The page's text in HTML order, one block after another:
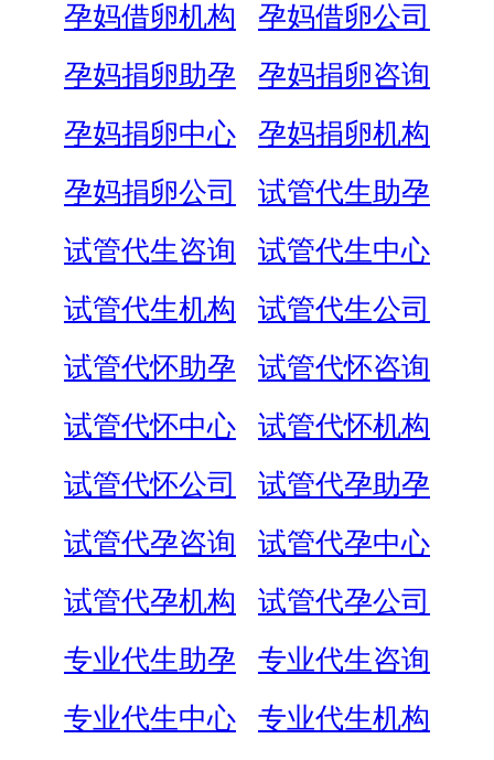
孕妈借卵机构
孕妈借卵公司
孕妈捐卵助孕
孕妈捐卵咨询
孕妈捐卵中心
孕妈捐卵机构
孕妈捐卵公司
试管代生助孕
试管代生咨询
试管代生中心
试管代生机构
试管代生公司
试管代怀助孕
试管代怀咨询
试管代怀中心
试管代怀机构
试管代怀公司
试管代孕助孕
试管代孕咨询
试管代孕中心
试管代孕机构
试管代孕公司
专业代生助孕
专业代生咨询
专业代生中心
专业代生机构